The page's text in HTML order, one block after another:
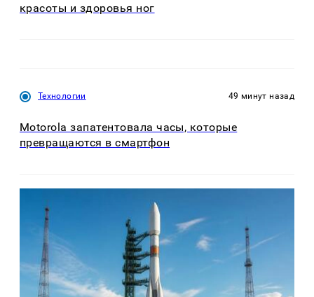
красоты и здоровья ног
Технологии 49 минут назад
Motorola запатентовала часы, которые
превращаются в смартфон